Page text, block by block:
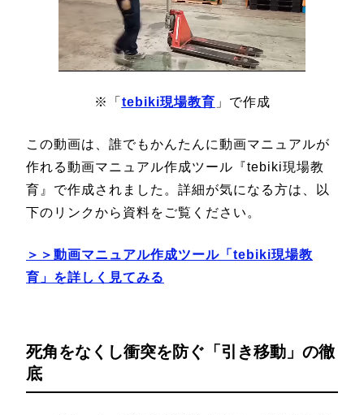
※「 tebiki現場教育 」で作成
この動画は、誰でもかんたんに動画マニュアルが
作れる動画マニュアル作成ツール『tebiki現場教
育』で作成されました。詳細が気になる方は、以
下のリンクから資料をご覧ください。
＞＞動画マニュアル作成ツール「tebiki現場教
育」を詳しく見てみる
死角をなくし衝突を防ぐ「引き移動」の徹
底